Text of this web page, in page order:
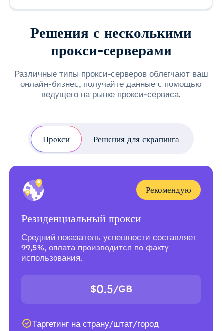
Решения с несколькими
прокси-серверами
Различные типы прокси-серверов облегчают ваш
онлайн-бизнес, получайте данные с помощью
ведущего на рынке прокси-сервиса.
Прокси Решения для скрапинга
Рекомендую
Резиденциальный прокси
Средний показатель успешности составляет
99,5%, оплата производится по факту
использования.
$0.5/GB
Таргетинг на страну/штат/город